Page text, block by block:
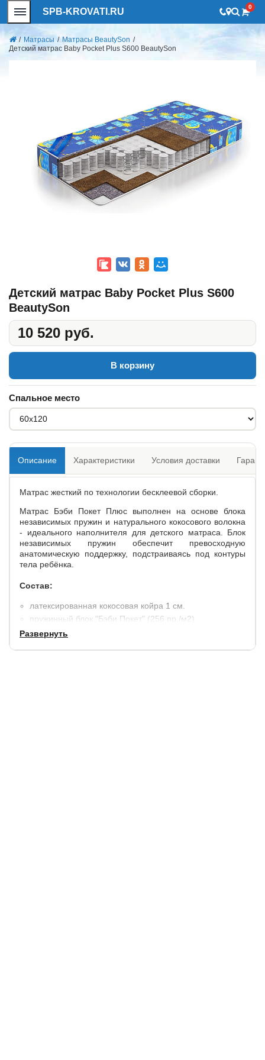
SPB-KROVATI.RU 0
/ Матрасы / Матрасы BeautySon /
Детский матрас Baby Pocket Plus S600 BeautySon
Детский матрас Baby Pocket Plus S600
BeautySon
10 520 руб.
В корзину
Спальное место
Описание Характеристики Условия доставки
Матрас жесткий по технологии бесклеевой сборки.
Матрас Бэби Покет Плюс выполнен на основе блока
независимых пружин и натурального кокосового волокна
- идеального наполнителя для детского матраса. Блок
независимых пружин обеспечит превосходную
анатомическую поддержку, подстраиваясь под контуры
тела ребёнка.
Состав:
латексированная кокосовая койра 1 см.
пружинный блок "Бэби Покет" (256 пр./м2)
латексированная кокосовая койра 1 см.
Развернуть